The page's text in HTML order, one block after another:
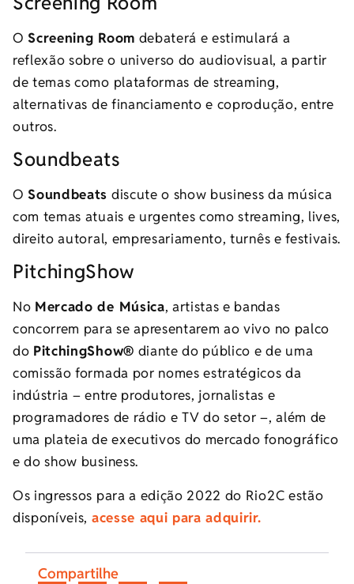
OScreening Room debaterá e estimulará a
reflexão sobre o universo do audiovisual, a partir
de temas como plataformas de streaming,
alternativas de financiamento e coprodução, entre
outros.
Soundbeats
OSoundbeats discute o show business da música
com temas atuais e urgentes como streaming, lives,
direito autoral, empresariamento, turnês e festivais.
PitchingShow
No Mercado de Música, artistas e bandas
concorrem para se apresentarem ao vivo no palco
do PitchingShow® diante do público e de uma
comissão formada por nomes estratégicos da
indústria – entre produtores, jornalistas e
programadores de rádio e TV do setor –, além de
uma plateia de executivos do mercado fonográfico
e do show business.
Os ingressos para a edição 2022 do Rio2C estão
disponíveis, acesse aqui para adquirir.
Compartilhe